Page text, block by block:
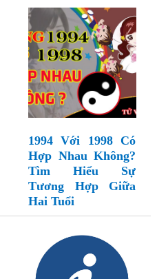
1994 Với 1998 Có
Hợp Nhau Không?
Tìm Hiểu Sự
Tương Hợp Giữa
Hai Tuổi